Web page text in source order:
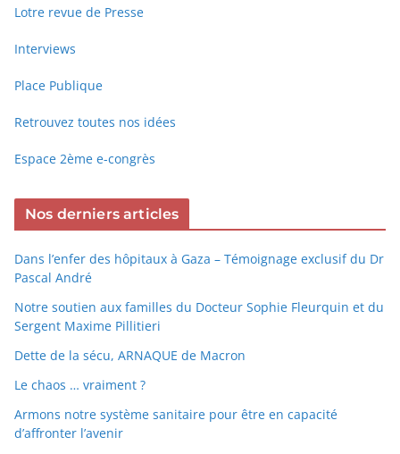
Lotre revue de Presse
Interviews
Place Publique
Retrouvez toutes nos idées
Espace 2ème e-congrès
Nos derniers articles
Dans l’enfer des hôpitaux à Gaza – Témoignage exclusif du Dr
Pascal André
Notre soutien aux familles du Docteur Sophie Fleurquin et du
Sergent Maxime Pillitieri
Dette de la sécu, ARNAQUE de Macron
Le chaos … vraiment ?
Armons notre système sanitaire pour être en capacité
d’affronter l’avenir